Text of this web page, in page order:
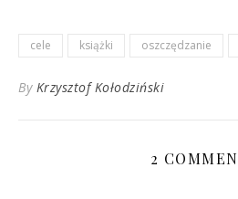
cele książki oszczędzanie
By Krzysztof Kołodziński
2